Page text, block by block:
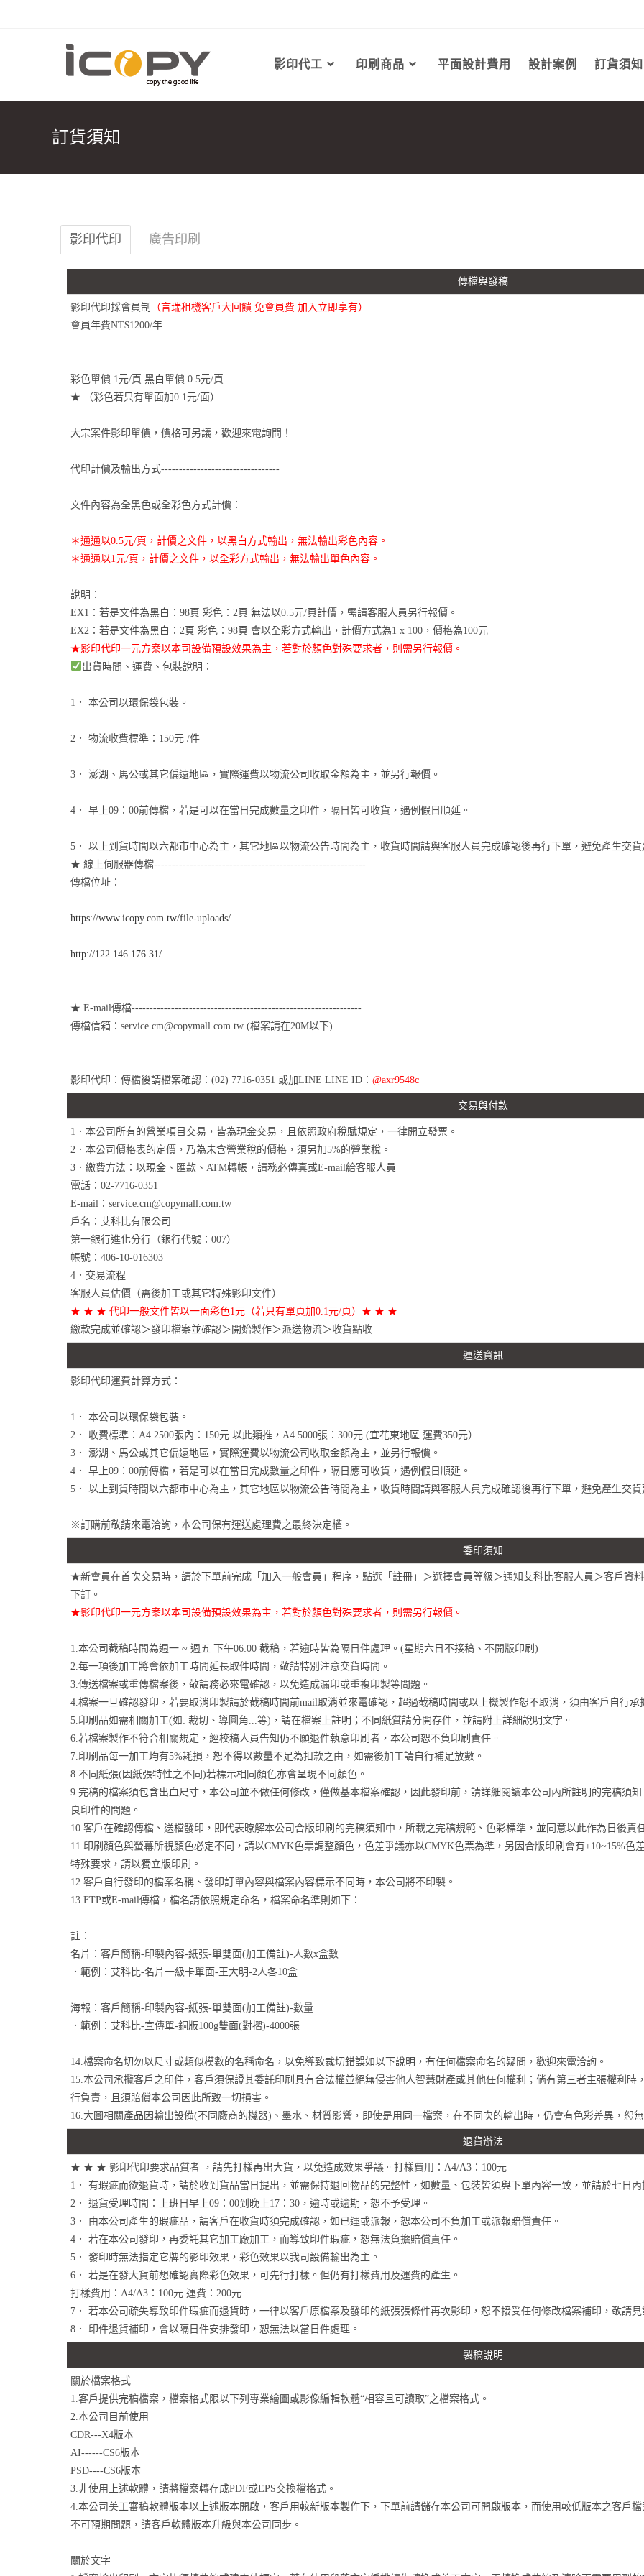
影印代工 印刷商品 平面設計費用 設計案例 訂貨須知
訂貨須知
影印代印 廣告印刷
傳檔與發稿
影印代印採會員制
（言瑞租機客戶大回饋 免會員費 加入立即享有）
會員年費NT$1200/年
彩色單價 1元/頁 黑白單價 0.5元/頁
★ （彩色若只有單面加0.1元/面）
大宗案件影印單價，價格可另議，歡迎來電詢問！
代印計價及輸出方式---------------------------------
文件內容為全黑色或全彩色方式計價：
＊通通以0.5元/頁，計價之文件，以黑白方式輸出，無法輸出彩色內容。
＊通通以1元/頁，計價之文件，以全彩方式輸出，無法輸出單色內容。
說明：
EX1：若是文件為黑白：98頁 彩色：2頁 無法以0.5元/頁計價，需請客服人員另行報價。
EX2：若是文件為黑白：2頁 彩色：98頁 會以全彩方式輸出，計價方式為1 x 100，價格為100元
★影印代印一元方案以本司設備預設效果為主，若對於顏色對殊要求者，則需另行報價。
出貨時間、運費、包裝說明：
1． 本公司以環保袋包裝。
2． 物流收費標準：150元 /件
3． 澎湖、馬公或其它偏遠地區，實際運費以物流公司收取金額為主，並另行報價。
4． 早上09：00前傳檔，若是可以在當日完成數量之印件，隔日皆可收貨，遇例假日順延。
5． 以上到貨時間以六都市中心為主，其它地區以物流公告時間為主，收貨時間請與客服人員完成確認後再行下單，避免產生交貨
★ 線上伺服器傳檔-----------------------------------------------------------
傳檔位址：
https://www.icopy.com.tw/file-uploads/
http://122.146.176.31/
★ E-mail傳檔----------------------------------------------------------------
傳檔信箱：service.cm@copymall.com.tw (檔案請在20M以下)
影印代印：傳檔後請檔案確認：(02) 7716-0351 或加LINE LINE ID： @axr9548c
交易與付款
1．本公司所有的營業項目交易，皆為現金交易，且依照政府稅賦規定，一律開立發票。
2．本公司價格表的定價，乃為未含營業稅的價格，須另加5%的營業稅。
3．繳費方法：以現金、匯款、ATM轉帳，請務必傳真或E-mail給客服人員
電話：02-7716-0351
E-mail：service.cm@copymall.com.tw
戶名：艾科比有限公司
第一銀行進化分行（銀行代號：007）
帳號：406-10-016303
4．交易流程
客服人員估價（需後加工或其它特殊影印文件）
★ ★ ★ 代印一般文件皆以一面彩色1元（若只有單頁加0.1元/頁）★ ★ ★
繳款完成並確認＞發印檔案並確認＞開始製作＞派送物流＞收貨點收
運送資訊
影印代印運費計算方式：
1． 本公司以環保袋包裝。
2． 收費標準：A4 2500張內：150元 以此類推，A4 5000張：300元 (宜花東地區 運費350元）
3． 澎湖、馬公或其它偏遠地區，實際運費以物流公司收取金額為主，並另行報價。
4． 早上09：00前傳檔，若是可以在當日完成數量之印件，隔日應可收貨，遇例假日順延。
5． 以上到貨時間以六都市中心為主，其它地區以物流公告時間為主，收貨時間請與客服人員完成確認後再行下單，避免產生交貨
※訂購前敬請來電洽詢，本公司保有運送處理費之最終決定權。
委印須知
★新會員在首次交易時，請於下單前完成「加入一般會員」程序，點選「註冊」＞選擇會員等級＞通知艾科比客服人員＞客戶資
下訂。
★影印代印一元方案以本司設備預設效果為主，若對於顏色對殊要求者，則需另行報價。
1.本公司截稿時間為週一 ~ 週五 下午06:00 截稿，若逾時皆為隔日件處理。(星期六日不接稿、不開版印刷)
2.每一項後加工將會依加工時間延長取件時間，敬請特別注意交貨時間。
3.傳送檔案或重傳檔案後，敬請務必來電確認，以免造成漏印或重複印製等問題。
4.檔案一旦確認發印，若要取消印製請於截稿時間前mail取消並來電確認，超過截稿時間或以上機製作恕不取消，須由客戶自行承
5.印刷品如需相關加工(如: 裁切、導圓角...等)，請在檔案上註明；不同紙質請分開存件，並請附上詳細說明文字。
6.若檔案製作不符合相關規定，經校稿人員告知仍不願退件執意印刷者，本公司恕不負印刷責任。
7.印刷品每一加工均有5%耗損，恕不得以數量不足為扣款之由，如需後加工請自行補足放數。
8.不同紙張(因紙張特性之不同)若標示相同顏色亦會呈現不同顏色。
9.完稿的檔案須包含出血尺寸，本公司並不做任何修改，僅做基本檔案確認，因此發印前，請詳細閱讀本公司內所註明的完稿須
良印件的問題。
10.客戶在確認傳檔、送檔發印，即代表暸解本公司合版印刷的完稿須知中，所載之完稿規範、色彩標準，並同意以此作為日後責
11.印刷顏色與螢幕所視顏色必定不同，請以CMYK色票調整顏色，色差爭議亦以CMYK色票為準，另因合版印刷會有±10~15%
特殊要求，請以獨立版印刷。
12.客戶自行發印的檔案名稱、發印訂單內容與檔案內容標示不同時，本公司將不印製。
13.FTP或E-mail傳檔，檔名請依照規定命名，檔案命名準則如下：
註：
名片：客戶簡稱-印製內容-紙張-單雙面(加工備註)-人數x盒數
．範例：艾科比-名片一級卡單面-王大明-2人各10盒
海報：客戶簡稱-印製內容-紙張-單雙面(加工備註)-數量
．範例：艾科比-宣傳單-銅版100g雙面(對摺)-4000張
14.檔案命名切勿以尺寸或類似模數的名稱命名，以免導致裁切錯誤如以下說明，有任何檔案命名的疑問，歡迎來電洽詢。
15.本公司承攬客戶之印件，客戶須保證其委託印刷具有合法權並絕無侵害他人智慧財產或其他任何權利；倘有第三者主張權利
行負責，且須賠償本公司因此所致一切損害。
16.大圖相關產品因輸出設備(不同廠商的機器)、墨水、材質影響，即使是用同一檔案，在不同次的輸出時，仍會有色彩差異，恕
退貨辦法
★ ★ ★ 影印代印要求品質者 ，請先打樣再出大貨，以免造成效果爭議。打樣費用：A4/A3：100元
1． 有瑕疵而欲退貨時，請於收到貨品當日提出，並需保持退回物品的完整性，如數量、包裝皆須與下單內容一致，並請於七日
2． 退貨受理時間：上班日早上09：00到晚上17：30，逾時或逾期，恕不予受理。
3． 由本公司產生的瑕疵品，請客戶在收貨時須完成確認，如已運或派報，恕本公司不負加工或派報賠償責任。
4． 若在本公司發印，再委託其它加工廠加工，而導致印件瑕疵，恕無法負擔賠償責任。
5． 發印時無法指定它牌的影印效果，彩色效果以我司設備輸出為主。
6． 若是在發大貨前想確認實際彩色效果，可先行打樣。但仍有打樣費用及運費的產生。
打樣費用：A4/A3：100元 運費：200元
7． 若本公司疏失導致印件瑕疵而退貨時，一律以客戶原檔案及發印的紙張張條件再次影印，恕不接受任何修改檔案補印，敬請
8． 印件退貨補印，會以隔日件安排發印，恕無法以當日件處理。
製稿說明
關於檔案格式
1.客戶提供完稿檔案，檔案格式限以下列專業繪圖或影像編輯軟體“相容且可讀取”之檔案格式。
2.本公司目前使用
CDR---X4版本
AI------CS6版本
PSD----CS6版本
​3.非使用上述軟體，請將檔案轉存成PDF或EPS交換檔格式。
4.本公司美工審稿軟體版本以上述版本開啟，客戶用較新版本製作下，下單前請儲存本公司可開啟版本，而使用較低版本之客戶
不可預期問題，請客戶軟體版本升級與本公司同步。​
關於文字